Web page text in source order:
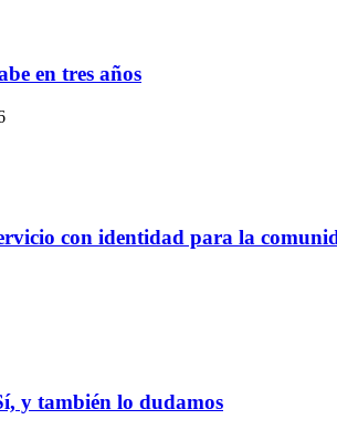
en tres años
con identidad para la
y también lo dudamos